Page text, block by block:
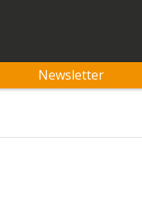
Newsletter